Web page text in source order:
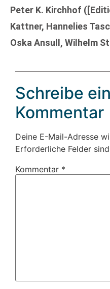
Peter K. Kirchhof
Kattner, Hannelies
Oska Ansull, Wilhelm
Schreibe
Kommentar
Deine E-Mail-Adresse
Erforderliche Felder
Kommentar *